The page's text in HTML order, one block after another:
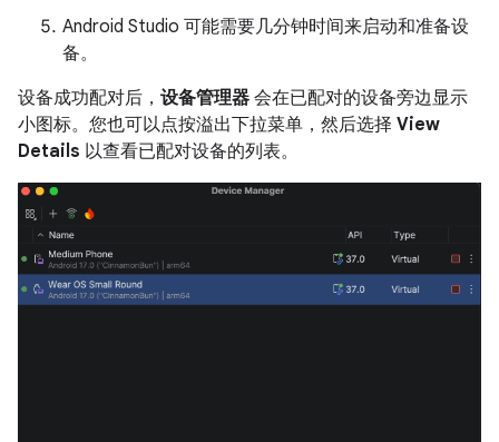
Android Studio 可能需要几分钟时间来启动和准备设
备。
设备成功配对后， 设备管理器 会在已配对的设备旁边显示
小图标。您也可以点按溢出下拉菜单，然后选择 View
Details 以查看已配对设备的列表。